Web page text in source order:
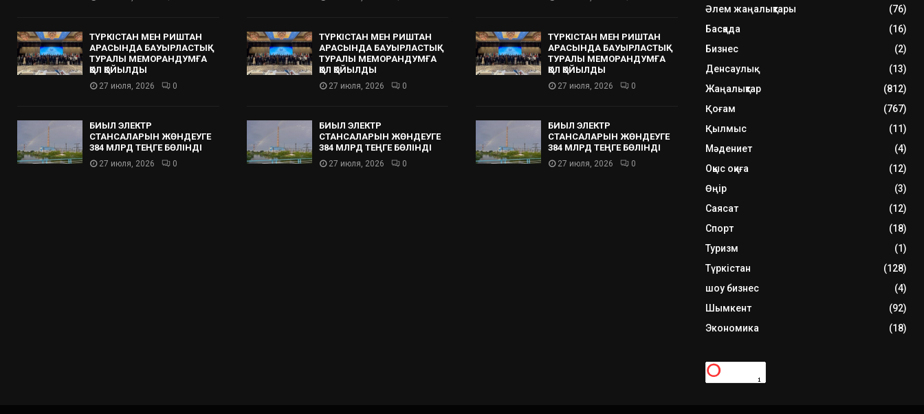
ТҮРКІСТАН МЕН РИШТАН
АРАСЫНДА БАУЫРЛАСТЫҚ
ТУРАЛЫ МЕМОРАНДУМҒА
ҚОЛ ҚОЙЫЛДЫ
27 июля, 2026 0
БИЫЛ ЭЛЕКТР
СТАНСАЛАРЫН ЖӨНДЕУГЕ
384 МЛРД ТЕҢГЕ БӨЛІНДІ
27 июля, 2026 0
ТҮРКІСТАН МЕН РИШТАН
АРАСЫНДА БАУЫРЛАСТЫҚ
ТУРАЛЫ МЕМОРАНДУМҒА
ҚОЛ ҚОЙЫЛДЫ
27 июля, 2026 0
БИЫЛ ЭЛЕКТР
СТАНСАЛАРЫН ЖӨНДЕУГЕ
384 МЛРД ТЕҢГЕ БӨЛІНДІ
27 июля, 2026 0
ТҮРКІСТАН МЕН РИШТАН
АРАСЫНДА БАУЫРЛАСТЫҚ
ТУРАЛЫ МЕМОРАНДУМҒА
ҚОЛ ҚОЙЫЛДЫ
27 июля, 2026 0
БИЫЛ ЭЛЕКТР
СТАНСАЛАРЫН ЖӨНДЕУГЕ
384 МЛРД ТЕҢГЕ БӨЛІНДІ
27 июля, 2026 0
Әлем жаңалықтары
(76)
Басқада
(16)
Бизнес
(2)
Денсаулық
(13)
Жаңалықтар
(812)
Қоғам
(767)
Қылмыс
(11)
Мәдениет
(4)
Оқыс оқиға
(12)
Өңір
(3)
Саясат
(12)
Спорт
(18)
Туризм
(1)
Түркістан
(128)
шоу бизнес
(4)
Шымкент
(92)
Экономика
(18)